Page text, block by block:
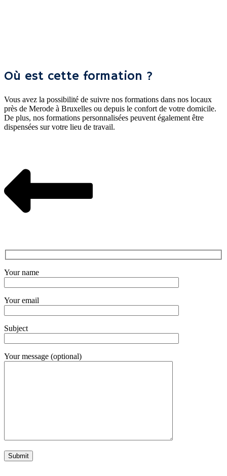
Où est cette formation ?
Vous avez la possibilité de suivre nos formations dans nos locaux
près de Merode à Bruxelles ou depuis le confort de votre domicile.
De plus, nos formations personnalisées peuvent également être
dispensées sur votre lieu de travail.
Your name
Your email
Subject
Your message (optional)